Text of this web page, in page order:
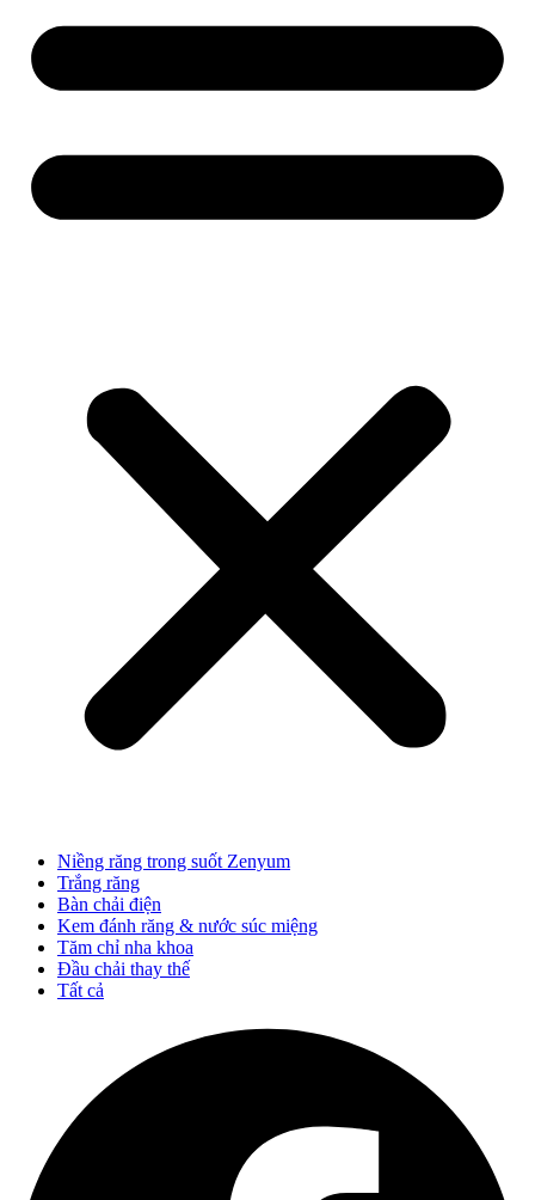
Niềng răng trong suốt Zenyum
Trắng răng
Bàn chải điện
Kem đánh răng & nước súc miệng
Tăm chỉ nha khoa
Đầu chải thay thế
Tất cả